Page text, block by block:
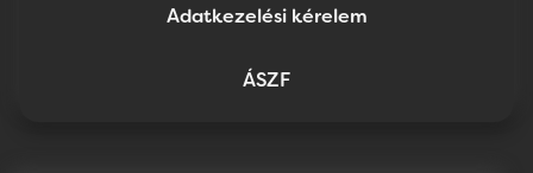
Adatkezelési kérelem
ÁSZF